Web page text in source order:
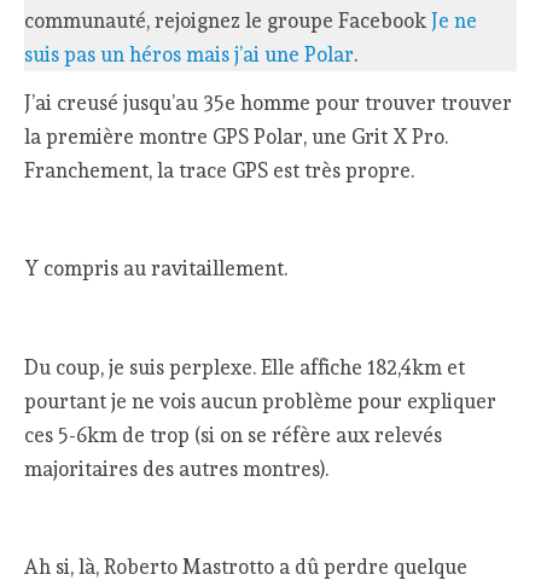
communauté, rejoignez le groupe FacebookJe ne
suis pas un héros mais j’ai une Polar.
J’ai creusé jusqu’au 35e homme pour trouver trouver
la première montre GPS Polar, une Grit X Pro.
Franchement, la trace GPS est très propre.
Y compris au ravitaillement.
Du coup, je suis perplexe. Elle affiche 182,4km et
pourtant je ne vois aucun problème pour expliquer
ces 5-6km de trop (si on se réfère aux relevés
majoritaires des autres montres).
Ah si, là, Roberto Mastrotto a dû perdre quelque